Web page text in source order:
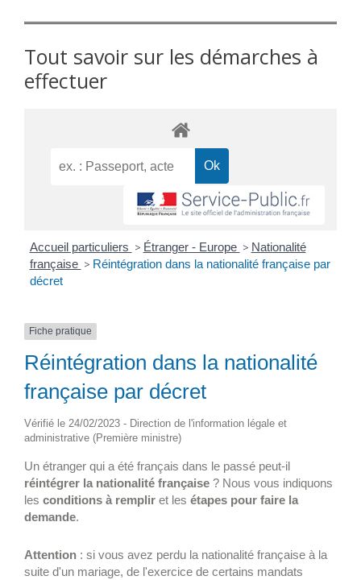
Tout savoir sur les démarches à
effectuer
Accueil particuliers > Étranger - Europe > Nationalité
française > Réintégration dans la nationalité française par
décret
Fiche pratique
Réintégration dans la nationalité
française par décret
Vérifié le 24/02/2023 - Direction de l'information légale et
administrative (Première ministre)
Un étranger qui a été français dans le passé peut-il
réintégrer la nationalité française ? Nous vous indiquons
les conditions à remplir et les étapes pour faire la
demande.
Attention : si vous avez perdu la nationalité française à la
suite d'un mariage, de l'exercice de certains mandats